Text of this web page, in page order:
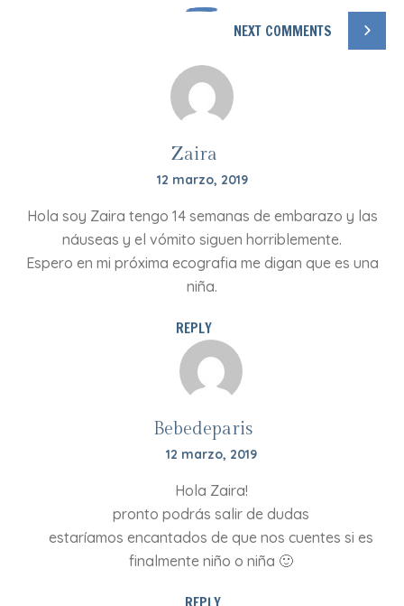
NEXT COMMENTS
Zaira
12 marzo, 2019
Hola soy Zaira tengo 14 semanas de embarazo y las
náuseas y el vómito siguen horriblemente.
Espero en mi próxima ecografia me digan que es una
niña.
REPLY
Bebedeparis
12 marzo, 2019
Hola Zaira!
pronto podrás salir de dudas
estaríamos encantados de que nos cuentes si es
finalmente niño o niña 🙂